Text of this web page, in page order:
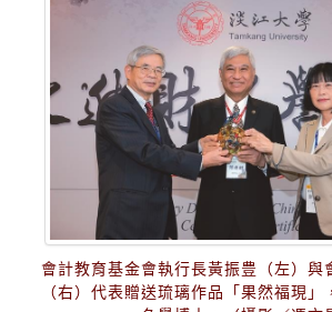
會計教育基金會執行長黃振豊（左）與
（右）代表贈送琉璃作品「果然福現